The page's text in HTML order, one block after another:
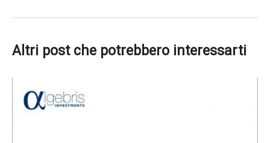
Altri post che potrebbero interessarti